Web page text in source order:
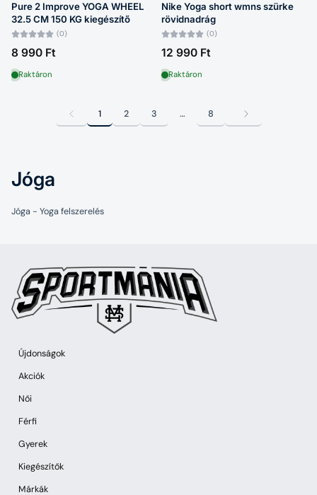
Pure 2 Improve YOGA WHEEL
32.5 CM 150 KG kiegészítő
(0)
8 990 Ft
Raktáron
Nike Yoga short wmns szürke
rövidnadrág
(0)
12 990 Ft
Raktáron
1 2 3 … 8
Jóga
Jóga - Yoga felszerelés
Újdonságok
Akciók
Női
Férfi
Gyerek
Kiegészítők
Márkák